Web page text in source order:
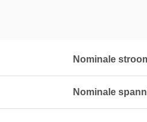
Nominale
Nominale